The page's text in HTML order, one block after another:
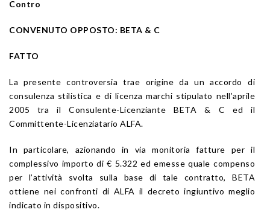
Contro
CONVENUTO OPPOSTO: BETA & C
FATTO
La presente controversia trae origine da un accordo di
consulenza stilistica e di licenza marchi stipulato nell’aprile
2005 tra il Consulente-Licenziante BETA & C ed il
Committente-Licenziatario ALFA.
In particolare, azionando in via monitoria fatture per il
complessivo importo di € 5.322 ed emesse quale compenso
per l’attività svolta sulla base di tale contratto, BETA
ottiene nei confronti di ALFA il decreto ingiuntivo meglio
indicato in dispositivo.